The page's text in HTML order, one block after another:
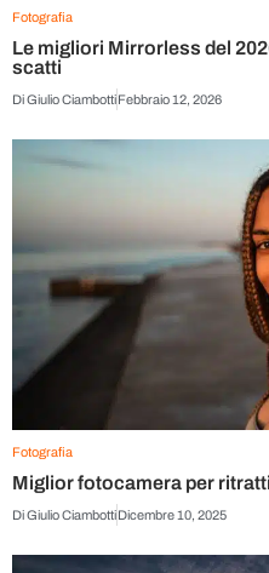
Fotografia
Le migliori Mirrorless del
scatti
DiGiulio CiambottiFebbraio 12, 2026
Fotografia
Miglior fotocamera per
DiGiulio CiambottiDicembre 10, 2025